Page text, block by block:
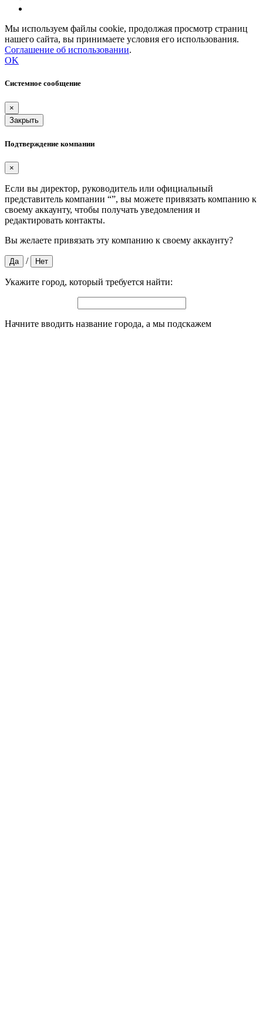
Мы используем файлы cookie, продолжая просмотр страниц
нашего сайта, вы принимаете условия его использования.
Соглашение об использовании.
OK
Системное сообщение
×
Закрыть
Подтверждение компании
×
Если вы директор, руководитель или официальный
представитель компании “”, вы можете привязать компанию к
своему аккаунту, чтобы получать уведомления и
редактировать контакты.
Вы желаете привязать эту компанию к своему аккаунту?
Да / Нет
Укажите город, который требуется найти:
Начните вводить название города, а мы подскажем